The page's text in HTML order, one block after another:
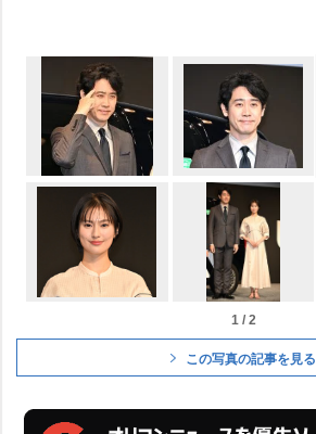
1 / 2
この写真の記事を見る